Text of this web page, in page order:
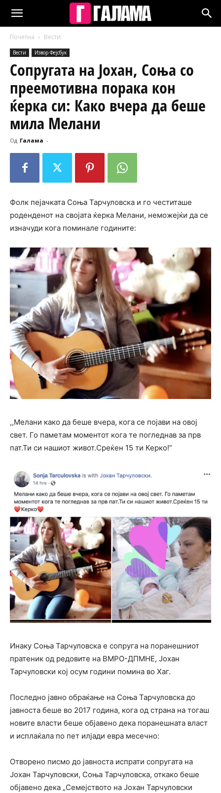
Почетна Вести
Вести Извор Фејсбук
Сопругата на Јохан, Соња со
преемотивна порака кон
ќерка си: Како вчера да беше
мила Мелани
Од Галама -
Фолк пејачката Соња Тарчуловска и го честиташе
роденденот на својата ќерка Мелани, неможејќи да се
изначуди кога поминале годините:
,,Мелани како да беше вчера, кога се појави на овој
свет. Го паметам моментот кога те погледнав за прв
пат.Ти си нашиот живот.Среќен 15 ти Керко!”
Инаку Соња Тарчуловска е сопруга на поранешниот
пратеник од редовите на ВМРО-ДПМНЕ, Јохан
Тарчуловски кој осум години помина во Хаг.
Последно јавно обраќање на Соња Тарчуловска до
јавноста беше во 2017 година, кога од страна на тогаш
новите власти беше објавено дека поранешната власт
и исплаќала по пет илјади евра месечно:
Отворено писмо до јавноста испрати сопругата на
Јохан Тарчуловски, Соња Тарчуловска, откако беше
објавено дека „Семејството на Јохан Тарчуловски